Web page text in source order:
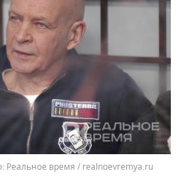
Реальное время / realnoevremya.ru